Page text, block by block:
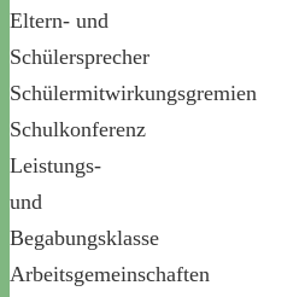
Eltern- und
Schülersprecher
Schülermitwirkungsgremien
Schulkonferenz
Leistungs-
und
Begabungsklasse
Arbeitsgemeinschaften